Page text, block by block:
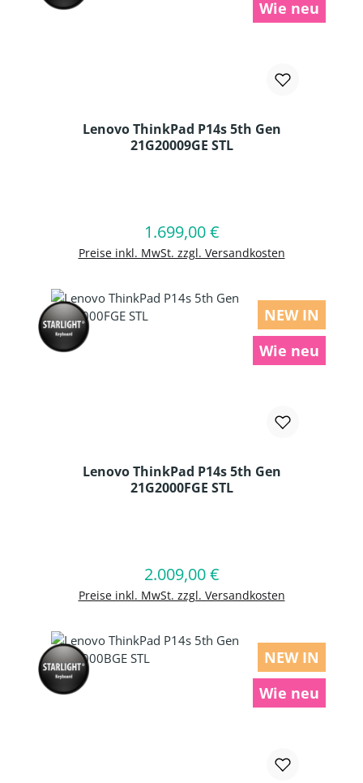
Wie neu
Lenovo ThinkPad P14s 5th Gen
21G20009GE STL
Regulärer Preis:
1.699,00 €
Preise inkl. MwSt. zzgl. Versandkosten
In den Warenkorb
NEW IN
Wie neu
Lenovo ThinkPad P14s 5th Gen
21G2000FGE STL
Regulärer Preis:
2.009,00 €
Preise inkl. MwSt. zzgl. Versandkosten
In den Warenkorb
NEW IN
Wie neu